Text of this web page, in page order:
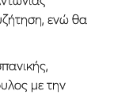
ενώ θα
με την